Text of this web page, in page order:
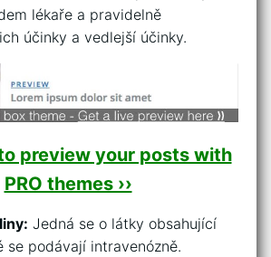
lékaře a pravidelně
účinky⁤ a‌ vedlejší účinky.
preview your posts with
PRO themes ››
Jedná se o látky obsahující
se podávají⁤ intravenózně.